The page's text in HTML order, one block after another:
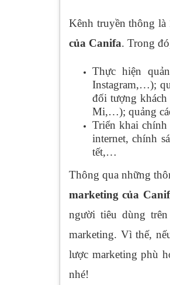
Kênh truyền thông là
của Canifa. Trong
Thực hiện
Instagram,…);
đối tượng
Mi,…); quảng
Triển khai chính
internet, chính
tết,…
Thông qua những
marketing của
người tiêu dùng
marketing. Vì thế,
lược marketing phù
nhé!